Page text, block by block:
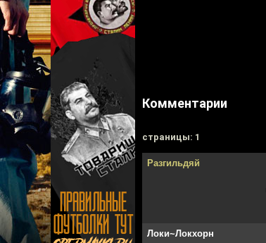
Комментарии
cтраницы: 1
Разгильдяй
Локи~Локхорн